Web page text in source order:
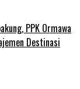
PPK Ormawa
Destinasi